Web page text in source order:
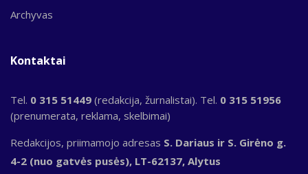
Archyvas
Kontaktai
Tel. 0 315 51449 (redakcija, žurnalistai). Tel. 0 315 51956
(prenumerata, reklama, skelbimai)
Redakcijos, priimamojo adresas S. Dariaus ir S. Girėno g.
4-2 (nuo gatvės pusės), LT-62137, Alytus